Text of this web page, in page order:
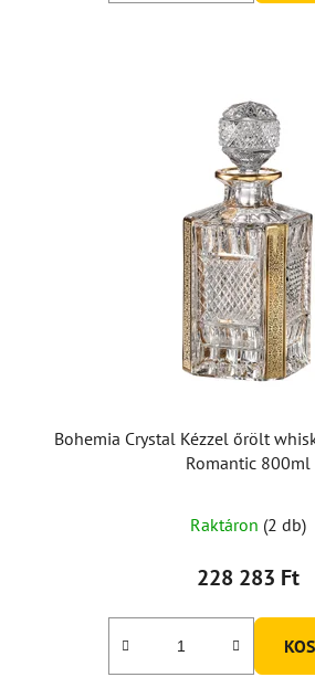
Bohemia Crystal Kézzel őrölt
Romantic 800ml
Raktáron (2 db)
228 283 Ft